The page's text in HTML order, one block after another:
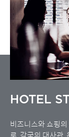
HOTEL
비즈니스와 쇼핑